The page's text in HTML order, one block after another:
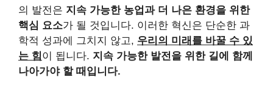
의 발전은 지속 가능한 농업과 더 나은 환경을 위한
핵심 요소가 될 것입니다. 이러한 혁신은 단순한 과
학적 성과에 그치지 않고, 우리의 미래를 바꿀 수 있
는 힘이 됩니다. 지속 가능한 발전을 위한 길에 함께
나아가야 할 때입니다.